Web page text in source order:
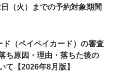
（火）までの予約対象期間
ド（ペイペイカード）の審査
ち原因・理由・落ちた後の
て【2026年8月版】